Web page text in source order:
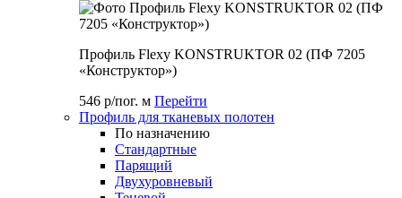
Профиль Flexy KONSTRUKTOR 02 (ПФ 7205
«Конструктор»)
546 р/пог. м Перейти
Профиль для тканевых полотен
По назначению
Стандартные
Парящий
Двухуровневый